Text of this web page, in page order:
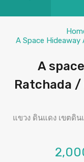
A Space Hideaway
A
Ratchada /
แขวง ดินแดง เขตดิน